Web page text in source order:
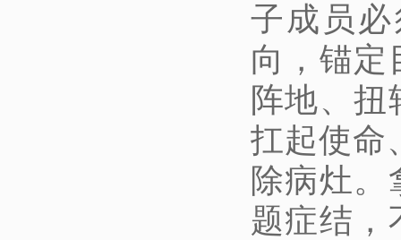
子成员
向，锚定
阵地、
扛起使命
除病灶。
题症结，